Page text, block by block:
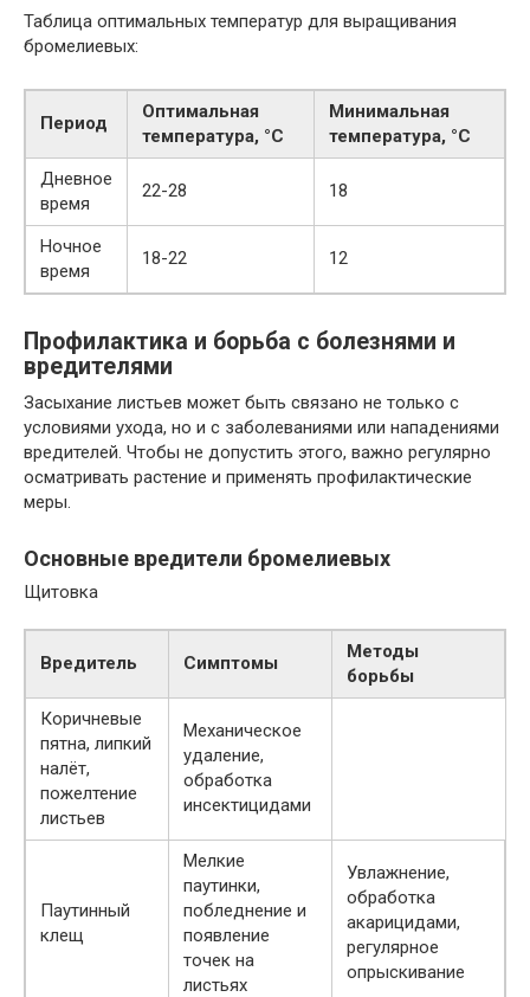
Таблица оптимальных температур для выращивания
бромелиевых:
Период
Оптимальная
температура, °C
Минимальная
температура, °C
Дневное
время
22-28 18
Ночное
время
18-22 12
Профилактика и борьба с болезнями и
вредителями
Засыхание листьев может быть связано не только с
условиями ухода, но и с заболеваниями или нападениями
вредителей. Чтобы не допустить этого, важно регулярно
осматривать растение и применять профилактические
меры.
Основные вредители бромелиевых
Щитовка
Вредитель Симптомы
Методы
борьбы
Коричневые
пятна, липкий
налёт,
пожелтение
листьев
Механическое
удаление,
обработка
инсектицидами
Паутинный
клещ
Мелкие
паутинки,
побледнение и
появление
точек на
листьях
Увлажнение,
обработка
акарицидами,
регулярное
опрыскивание